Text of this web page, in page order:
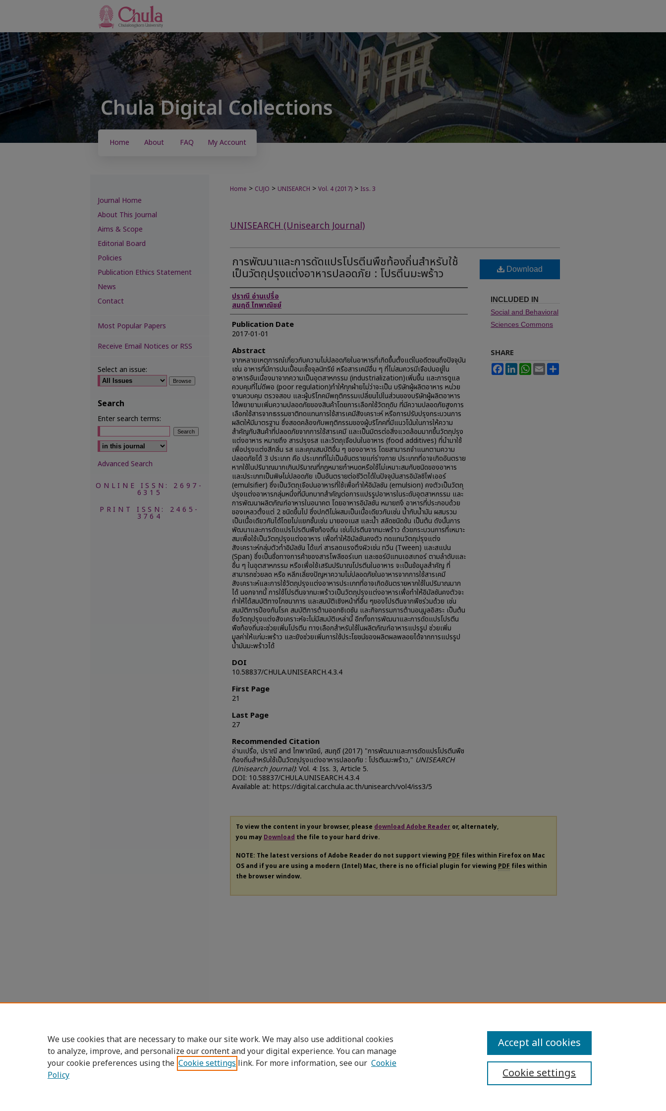
Home About FAQ My Account
Home > CUJO > UNISEARCH > Vol. 4 (2017) > Iss. 3
UNISEARCH (Unisearch Journal)
การพัฒนาและการดัดแปรโปรตีนพืชท้องถิ่นสำหรับใช้
เป็นวัตถุปรุงแต่งอาหารปลอดภัย : โปรตีนมะพร้าว
Authors
ปราณี อ่านเปรื่อ
สมฤดี ไทพาณิชย์
Publication Date
2017-01-01
Abstract
จากหลายเหตุการณ์เกี่ยวกับความไม่ปลอดภัยในอาหารที่เกิดขึ้นตั้งแต่ในอดีตจนถึงปัจจุบัน
เช่น อาหารที่มีการปนเปื้อนเชื้อจุลนิทรีย์ หรือสารเคมีอื่น ๆ ที่ไม่สมควรมีเจือปนอยู่ใน
อาหารอันเนื่องมาจากความเป็นอุตสาหกรรม (industrialization)เพิ่มขึ้น และการดูแล
ควบคุมที่ไม่ดีพอ (poor regulation)ทำให้ทุกฝ่ายไม่ว่าจะเป็น บริษัทผู้ผลิตอาหาร หน่วย
งานควบคุม ตรวจสอบ และผู้บริโภคมีพฤติกรรมเปลี่ยนไปในส่วนของบริษัทผู้ผลิตอาหาร
ได้พยายามเพิ่มความปลอดภัยของสินค้าโดยการเลือกใช้วัตถุดิบ ที่มีความปลอดภัยสูงการ
เลือกใช้สารจากธรรมชาติทดแทนการใช้สารเคมีสังเคราะห์ หรือการปรับปรุงกระบวนการ
ผลิตให้มีมาตรฐาน ซึ่งสอดคล้องกับพฤติกรรมของผู้บริโภคที่มีแนวโน้มในการให้ความ
สำคัญกับสินค้าที่ปลอดภัยจากการใช้สารเคมี และเป็นมิตรต่อสิ่งแวดล้อมมากขึ้นวัตถุปรุง
แต่งอาหาร หมายถึง สารปรุงรส และวัตถุเจือปนในอาหาร (food additives) ที่นำมาใช้
เพื่อปรุงแต่งสีกลิ่น รส และคุณสมบัติอื่น ๆ ของอาหาร โดยสามารถจำแนกตามความ
ปลอดภัยได้ 3 ประเภท คือ ประเภทที่ไม่เป็นอันตรายแก่ร่างกาย ประเภทที่อาจเกิดอันตราย
หากใช้ในปริมาณมากเกินปริมาณที่กฎหมายกำหนดหรือใช้ไม่เหมาะสมกับชนิดของอาหาร
และประเภทเป็นพิษไม่ปลอดภัย เป็นอันตรายต่อชีวิตได้ในปัจจุบันสารอิมัลซิไฟเออร์
(emulsifier) ซึ่งเป็นวัตถุเจือปนอาหารที่ใช้เพื่อทำให้อิมัลชัน (emulsion) คงตัวเป็นวัตถุ
ปรุงแต่งอาหารกลุ่มหนึ่งที่มีบทบาทสำคัญต่อการแปรรูปอาหารในระดับอุตสาหกรรม และ
การพัฒนาผลิตภัณฑ์อาหารในอนาคต โดยอาหารอิมัลชัน หมายถงึ อาหารที่ประกอบด้วย
ของเหลวตั้งแต่ 2 ชนิดขึ้นไป ซึ่งปกติไม่ผสมเป็นเนื้อเดียวกันเช่น น้ำกับน้ำมัน ผสมรวม
เป็นเนื้อเดียวกันได้โดยไม่แยกชั้นเช่น มายองเนส และน้ำ สลัดชนิดข้น เป็นต้น ดังนั้นการ
พัฒนาและการดัดแปรโปรตีนพืชท้องถิ่น เช่นโปรตีนจากมะพร้าว ด้วยกระบวนการที่เหมาะ
สมเพื่อใช้เป็นวัตถุปรุงแต่งอาหาร เพื่อทำให้อิมัลชันคงตัว ทดแทนวัตถุปรุงแต่ง
สังเคราะห์กลุ่มตัวทำอิมัลชัน ได้แก่ สารลดแรงตึงผิวเช่น ทวีน (Tween) และสแปน
(Span) ซึ่งเป็นชื่อทางการค้าของสารโพลีซอร์เบท และซอร์บิแทนเอสเทอร์ ตามลำดับและ
อื่น ๆ ในอุตสาหกรรม หรือเพื่อใช้เสริมปริมาณโปรตีนในอาหาร จะเป็นข้อมูลสำคัญ ที่
สามารถช่วยลด หรือ หลีกเลี่ยงปัญหาความไม่ปลอดภัยในอาหารจากการใช้สารเคมี
สังเคราะห์และการใช้วัตถุปรุงแต่งอาหารประเภทที่อาจเกิดอันตรายหากใช้ในปริมาณมาก
ได้ นอกจากนี้ การใช้โปรตีนจากมะพร้าวเป็นวัตถุปรุงแต่งอาหารเพื่อทำให้อิมัลชันคงตัวจะ
ทำให้ได้สมบัติทางโภชนาการ และสมบัติเชิงหน้าที่อื่น ๆของโปรตีนจากพืชร่วมด้วย เช่น
สมบัติการป้องกันโรค สมบัติการต้านออกซิเดชัน และกิจกรรมการต้านอนุมูลอิสระ เป็นต้น
ซึ่งวัตถุปรุงแต่งสังเคราะห์จะไม่มีสมบัติเหล่านี้ อีกทั้งการพัฒนาและการดัดแปรโปรตีน
พืชท้องถิ่นจะช่วยเพิ่มโปรตีน ทางเลือกสำหรับใช้ในผลิตภัณฑ์อาหารแปรรูป ช่วยเพิ่ม
มูลค่าให้แก่มะพร้าว และยังช่วยเพิ่มการใช้ประโยชน์ของผลิตผลพลอยได้จากการแปรรูป
น้ำมันมะพร้าวได้
DOI
10.58837/CHULA.UNISEARCH.4.3.4
First Page
21
Last Page
27
Recommended Citation
อ่านเปรื่อ, ปราณี and ไทพาณิชย์, สมฤดี (2017) "การพัฒนาและการดัดแปรโปรตีนพืช
ท้องถิ่นสำหรับใช้เป็นวัตถุปรุงแต่งอาหารปลอดภัย : โปรตีนมะพร้าว," UNISEARCH
(Unisearch Journal): Vol. 4: Iss. 3, Article 5.
DOI: 10.58837/CHULA.UNISEARCH.4.3.4
Available at: https://digital.car.chula.ac.th/unisearch/vol4/iss3/5
Download
INCLUDED IN
Social and Behavioral
Sciences Commons
SHARE
FacebookLinkedInWhatsApp
Email
To view the content in your browser, please download Adobe Reader or, alternately,
you may Download the file to your hard drive.
NOTE: The latest versions of Adobe Reader do not support viewing PDF files within Firefox on Mac
OS and if you are using a modern (Intel) Mac, there is no official plugin for viewing PDF files within
the browser window.
Journal Home
About This Journal
Aims & Scope
Editorial Board
Policies
Publication Ethics Statement
News
Contact
Most Popular Papers
Receive Email Notices or RSS
Select an issue:
Search
Enter search terms:
Select context to search:
Advanced Search
ONLINE ISSN: 2697-
6315
PRINT ISSN: 2465-
3764
Accessibility Statement
We use cookies that are necessary to make our site work. We may also use additional cookies
to analyze, improve, and personalize our content and your digital experience. You can manage
your cookie preferences using the Cookie settings link. For more information, see our Cookie
Policy
Cookie settings
Accept all cookies